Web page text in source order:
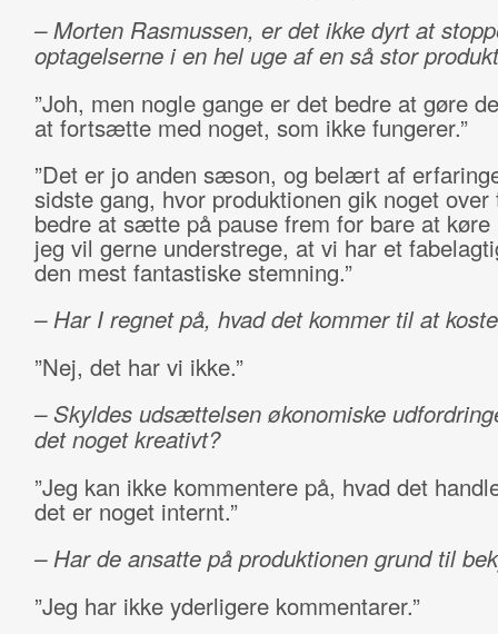
– Morten Rasmussen, er det ikke dyrt at
optagelserne i en hel uge af en så stor
”Joh, men nogle gange er det bedre at gøre
at fortsætte med noget, som ikke fungerer.”
”Det er jo anden sæson, og belært af
sidste gang, hvor produktionen gik noget
bedre at sætte på pause frem for bare at køre
jeg vil gerne understrege, at vi har et
den mest fantastiske stemning.”
– Har I regnet på, hvad det kommer til at
”Nej, det har vi ikke.”
– Skyldes udsættelsen økonomiske
det noget kreativt?
”Jeg kan ikke kommentere på, hvad det
det er noget internt.”
– Har de ansatte på produktionen grund til
”Jeg har ikke yderligere kommentarer.”